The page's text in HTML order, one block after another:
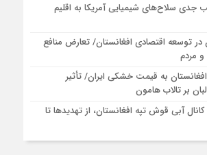
جدی سلاح‌های شیمیایی آمریکا به اقلیم
توسعه اقتصادی افغانستان/ تعارض منافع
و مردم
به قیمت خشکی ایران/ تأثیر
بر تالاب هامون
کانال آبی قوش تپه افغانستان، از تهدیدها تا